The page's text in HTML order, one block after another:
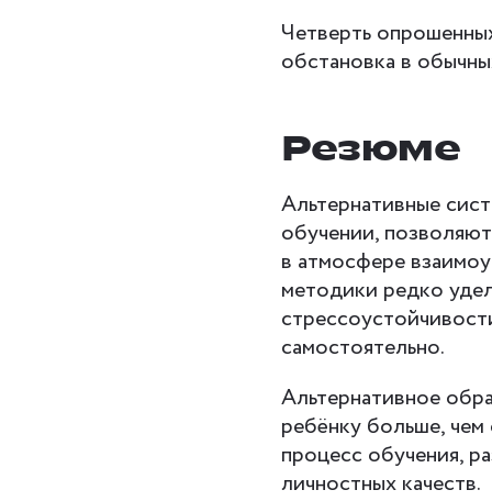
Четверть
обстановка в
Резюме
Альтернативные
обучении,
в атмосфере
методики редко
самостоятельно.
Альтернативное
ребёнку больше,
процесс обучения,
личностных качеств.